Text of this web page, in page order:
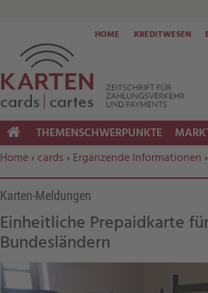
HOME KREDITWESEN
Sie befinden sich hier:
Home› cards › Ergänzende Informationen ›
Karten-Meldungen
Einheitliche Prepaidkarte
Bundesländern
HOME
THEMENSCHWERPUNKTE